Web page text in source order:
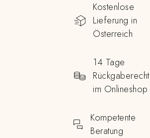
Kostenlose
Lieferung in
Österreich
14 Tage
Rückgaberecht
im Onlineshop
Kompetente
Beratung